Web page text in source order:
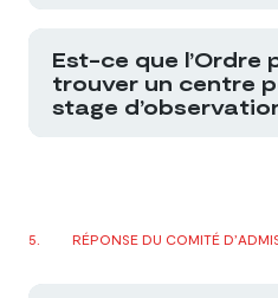
Est-ce que l’Ordre
trouver un centre
stage
RÉPONSE DU COMITÉ